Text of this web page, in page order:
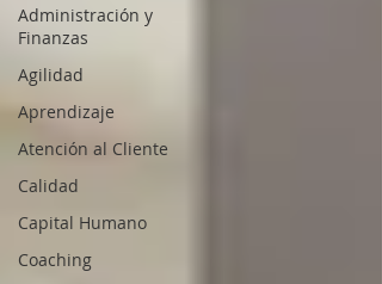
Administración y
Finanzas
Agilidad
Aprendizaje
Atención al Cliente
Calidad
Capital Humano
Coaching